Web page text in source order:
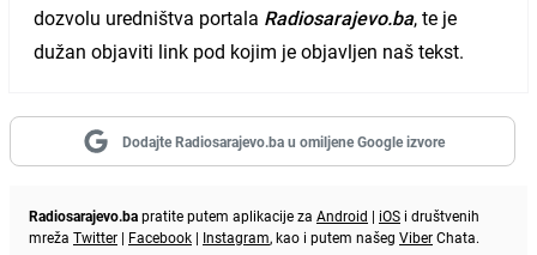
dozvolu uredništva portala Radiosarajevo.ba, te je
dužan objaviti link pod kojim je objavljen naš tekst.
Dodajte Radiosarajevo.ba u omiljene Google izvore
Radiosarajevo.bapratite putem aplikacije za Android | iOS i društvenih
mreža Twitter | Facebook | Instagram, kao i putem našeg ViberChata.